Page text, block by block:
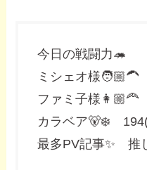
今日の戦闘力🦔
ミシェオ様
ファミ子様
カラベア🐻‍❄️
最多PV記事✨